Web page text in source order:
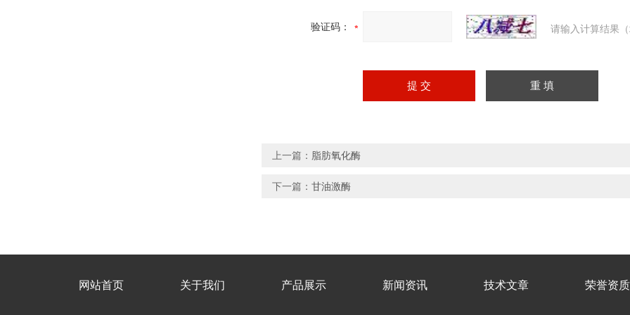
验证码： 请输入计算结果
上一篇： 脂肪氧化酶
下一篇： 甘油激酶
网站首页 关于我们 产品展示 新闻资讯 技术文章 荣誉资质